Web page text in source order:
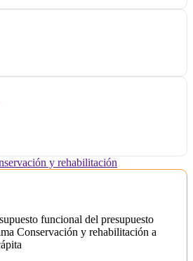
y rehabilitación
funcional del presupuesto
Conservación y rehabilitación a